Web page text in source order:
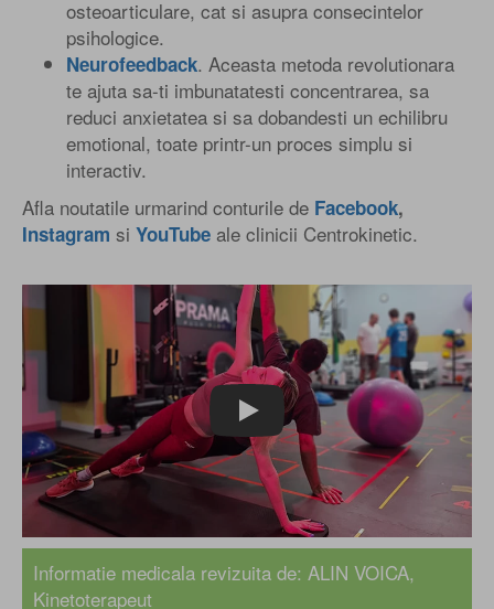
osteoarticulare, cat si asupra consecintelor
psihologice.
Neurofeedback. Aceasta metoda revolutionara
te ajuta sa-ti imbunatatesti concentrarea, sa
reduci anxietatea si sa dobandesti un echilibru
emotional, toate printr-un proces simplu si
interactiv.
Afla noutatile urmarind conturile de Facebook,
Instagram si YouTube ale clinicii Centrokinetic.
Play
Informatie medicala revizuita de: ALIN VOICA,
Kinetoterapeut